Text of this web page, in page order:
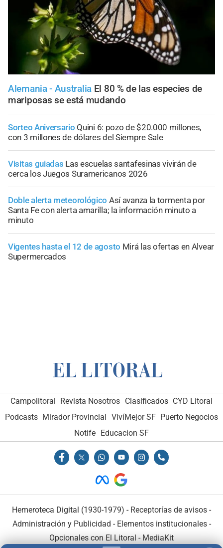
Alemania - Australia El 80 % de las especies de
mariposas se está mudando
Sorteo Aniversario Quini 6: pozo de $20.000 millones,
con 3 millones de dólares del Siempre Sale
Visitas guiadas Las escuelas santafesinas vivirán de
cerca los Juegos Suramericanos 2026
Doble alerta meteorológico Así avanza la tormenta por
Santa Fe con alerta amarilla; la información minuto a
minuto
Vigentes hasta el 12 de agosto Mirá las ofertas en Alvear
Supermercados
Campolitoral Revista Nosotros Clasificados CYD Litoral
Podcasts Mirador Provincial VivíMejor SF Puerto Negocios
Notife
Educacion SF
Hemeroteca Digital (1930-1979) - Receptorías de avisos -
Administración y Publicidad - Elementos institucionales-
Opcionales con El Litoral - MediaKit